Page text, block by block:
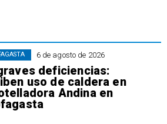
6 de agosto de 2026
deficiencias:
uso de caldera en
Andina en